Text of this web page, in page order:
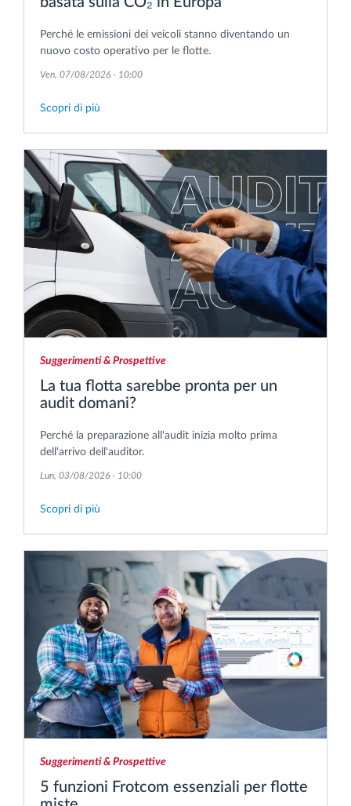
Perché le emissioni dei veicoli stanno diventando un
nuovo costo operativo per le flotte.
Ven, 07/08/2026 - 10:00
Scopri di più
Suggerimenti & Prospettive
La tua flotta sarebbe pronta per un
audit domani?
Perché la preparazione all'audit inizia molto prima
dell'arrivo dell'auditor.
Lun, 03/08/2026 - 10:00
Scopri di più
Suggerimenti & Prospettive
5 funzioni Frotcom essenziali per flotte